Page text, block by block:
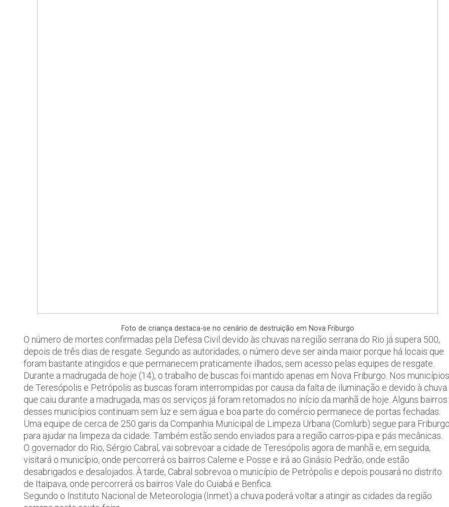
Foto de criança destaca-se no cenário de destruição em Nova Friburgo
O número de mortes confirmadas pela Defesa Civil devido às chuvas na região serrana do Rio já supera 500,
depois de três dias de resgate. Segundo as autoridades, o número deve ser ainda maior porque há locais que
foram bastante atingidos e que permanecem praticamente ilhados, sem acesso pelas equipes de resgate.
Durante a madrugada de hoje (14), o trabalho de buscas foi mantido apenas em Nova Friburgo. Nos municípios
de Teresópolis e Petrópolis as buscas foram interrompidas por causa da falta de iluminação e devido à chuva
que caiu durante a madrugada, mas os serviços já foram retomados no início da manhã de hoje. Alguns bairros
desses municípios continuam sem luz e sem água e boa parte do comércio permanece de portas fechadas.
Uma equipe de cerca de 250 garis da Companhia Municipal de Limpeza Urbana (Comlurb) segue para
para ajudar na limpeza da cidade. Também estão sendo enviados para a região carros-pipa e pás mecânicas.
O governador do Rio, Sérgio Cabral, vai sobrevoar a cidade de Teresópolis agora de manhã e, em seguida,
visitará o município, onde percorrerá os bairros Caleme e Posse e irá ao Ginásio Pedrão, onde estão
desabrigados e desalojados. À tarde, Cabral sobrevoa o município de Petrópolis e depois pousará no distrito
de Itaipava, onde percorrerá os bairros Vale do Cuiabá e Benfica.
Segundo o Instituto Nacional de Meteorologia (Inmet) a chuva poderá voltar a atingir as cidades da região